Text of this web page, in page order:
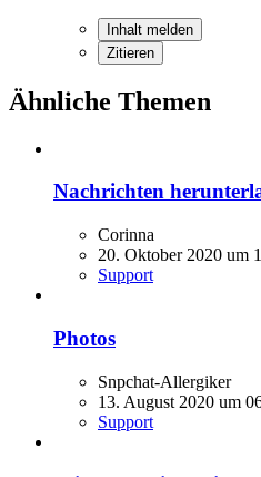
Inhalt melden
Zitieren
Ähnliche Themen
Nachrichten
Corinna
20. Oktober 2020 um
Support
Photos
Snpchat-Allergiker
13. August 2020 um
Support